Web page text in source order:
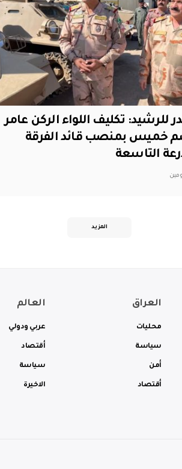
للرشيد: تكليف اللواء الركن عامر
خميس بمنصب قائد الفرقة
التاسعة
المزيد
العراق
محليات
سياسة
أمن
أقتصاد
العالم
عربي ودولي
أقتصاد
سياسة
الاخيرة